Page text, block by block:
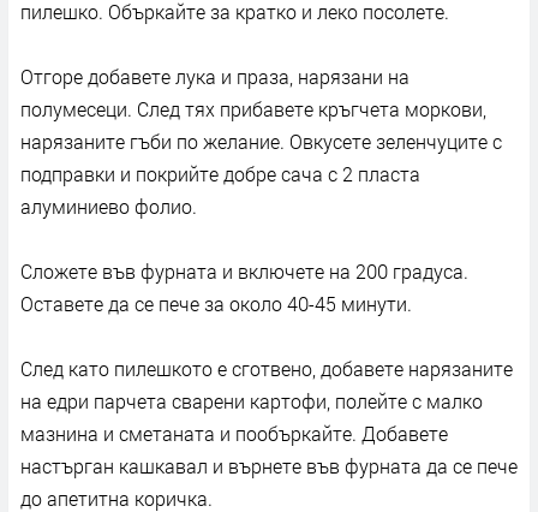
пилешко. Объркайте за кратко и леко посолете.
Отгоре добавете лука и праза, нарязани на
полумесеци. След тях прибавете кръгчета моркови,
нарязаните гъби по желание. Овкусете зеленчуците с
подправки и покрийте добре сача с 2 пласта
алуминиево фолио.
Сложете във фурната и включете на 200 градуса.
Оставете да се пече за около 40-45 минути.
След като пилешкото е сготвено, добавете нарязаните
на едри парчета сварени картофи, полейте с малко
мазнина и сметаната и пообъркайте. Добавете
настърган кашкавал и върнете във фурната да се пече
до апетитна коричка.